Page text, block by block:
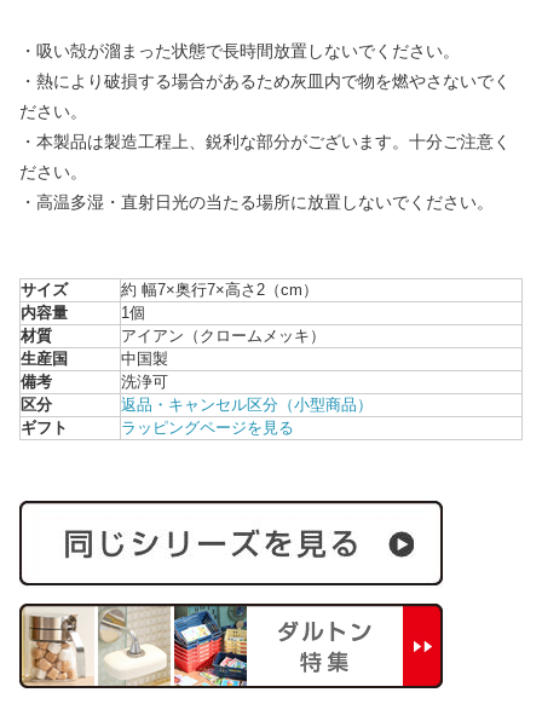
・吸い殻が溜まった状態で長時間放置しないでください。
・熱により破損する場合があるため灰皿内で物を燃やさないでく
ださい。
・本製品は製造工程上、鋭利な部分がございます。十分ご注意く
ださい。
・高温多湿・直射日光の当たる場所に放置しないでください。
サイズ
約 幅7×奥行7×高さ2（cm）
内容量
1個
材質
アイアン（クロームメッキ）
生産国
中国製
備考
洗浄可
区分
返品・キャンセル区分（小型商品）
ギフト
ラッピングページを見る